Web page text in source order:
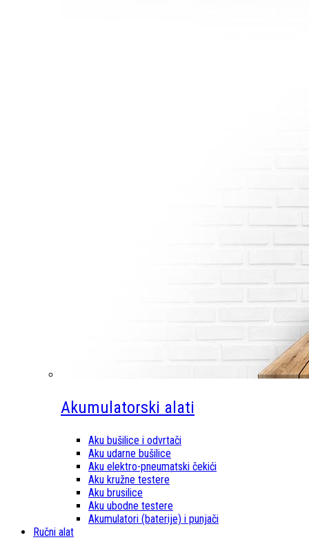
Akumulatorski alati
Aku bušilice i odvrtači
Aku udarne bušilice
Aku elektro-pneumatski čekići
Aku kružne testere
Aku brusilice
Aku ubodne testere
Akumulatori (baterije) i punjači
Ručni alat